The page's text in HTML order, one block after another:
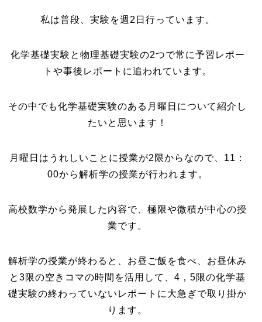
私は普段、実験を週2日行っています。
化学基礎実験と物理基礎実験の2つで常に予習レポー
トや事後レポートに追われています。
その中でも化学基礎実験のある月曜日について紹介し
たいと思います！
月曜日はうれしいことに授業が2限からなので、11：
00から解析学の授業が行われます。
高校数学から発展した内容で、極限や微積が中心の授
業です。
解析学の授業が終わると、お昼ご飯を食べ、お昼休み
と3限の空きコマの時間を活用して、4，5限の化学基
礎実験の終わっていないレポートに大急ぎで取り掛か
ります。